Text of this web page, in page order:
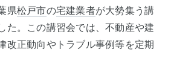
県松戸市の宅建業者が大勢集う講
た。この講習会では、不動産や建
改正動向やトラブル事例等を定期